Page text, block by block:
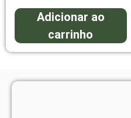
Adicionar ao
carrinho